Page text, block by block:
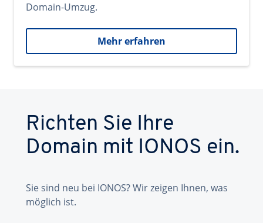
Domain-Umzug.
Mehr erfahren
Richten Sie Ihre
Domain mit IONOS ein.
Sie sind neu bei IONOS? Wir zeigen Ihnen, was
möglich ist.